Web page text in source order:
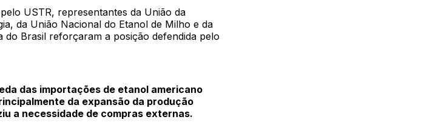
USTR, representantes da União da
da União Nacional do Etanol de Milho e da
Brasil reforçaram a posição defendida pelo
das importações de etanol americano
da expansão da produção
a necessidade de compras externas.